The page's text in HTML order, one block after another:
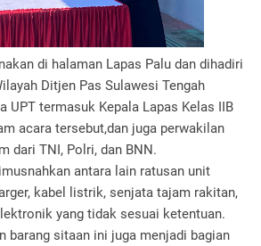
di halaman Lapas Palu dan dihadiri
Ditjen Pas Sulawesi Tengah
UPT termasuk Kepala Lapas Kelas IIB
acara tersebut,dan juga perwakilan
dari TNI, Polri, dan BNN.
antara lain ratusan unit
kabel listrik, senjata tajam rakitan,
yang tidak sesuai ketentuan.
barang sitaan ini juga menjadi bagian